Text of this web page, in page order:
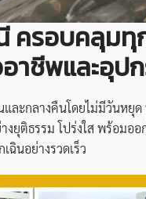
ครอบคลุม
าชีพและอุ
ละกลางคืนโดยไม่มีวันห
ติธรรม โปร่งใส พร้อมอ
นอย่างรวดเร็ว